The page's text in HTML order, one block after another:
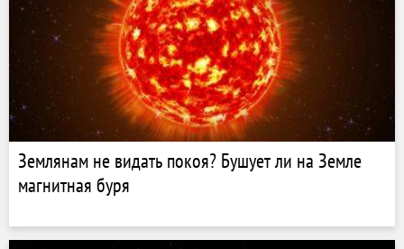
Землянам не видать покоя? Бушует ли на Земле
магнитная буря